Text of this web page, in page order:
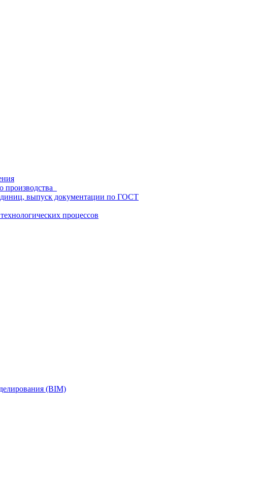
выпуск документации по ГОСТ
процессов
(BIM)